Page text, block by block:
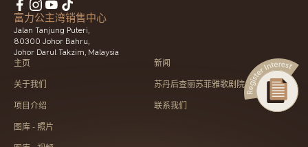
富力公主湾销售中心
Jalan Tanjung Puteri,
80300 Johor Bahru,
Johor Darul Takzim, Malaysia
主页
关于我们
项目介绍
图库 - 照片
新闻
苏丹后查丽苏菲雅歌剧院
联系我们